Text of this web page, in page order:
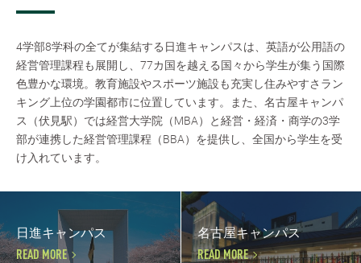
4学部8学科の全てが集結する日進キャンパスは、英語が公用語の
経営管理課程も展開し、77カ国を越える国々から学生が集う国際
色豊かな環境。教育施設やスポーツ施設も充実し住みやすさラン
キング上位の学園都市に位置しています。また、名古屋キャンパ
ス（伏見駅）では経営大学院（MBA）と経営・経済・商学の3学
部が連携した経営管理課程（BBA）を提供し、全国から学生を受
け入れています。
日進キャンパス
READ MORE
名古屋キャンパス
READ MORE